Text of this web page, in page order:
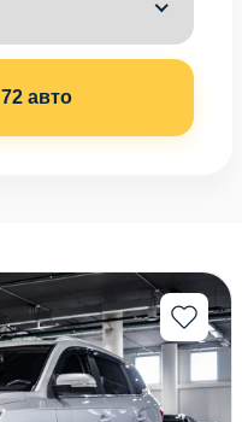
(32)
(12)
(14)
72авто